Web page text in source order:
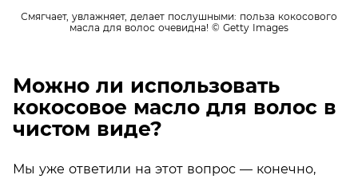
Смягчает, увлажняет, делает послушными: польза кокосового
масла для волос очевидна! © Getty Images
Можно ли использовать
кокосовое масло для волос в
чистом виде?
Мы уже ответили на этот вопрос — конечно,